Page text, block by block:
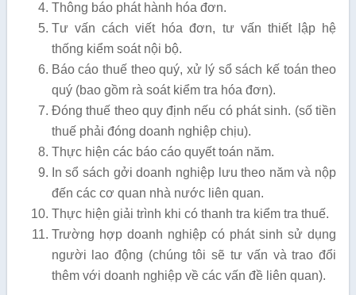
Thông báo phát hành hóa đơn.
Tư vấn cách viết hóa đơn, tư vấn thiết lập hệ
thống kiểm soát nội bộ.
Báo cáo thuế theo quý, xử lý sổ sách kế toán theo
quý (bao gồm rà soát kiểm tra hóa đơn).
Đóng thuế theo quy định nếu có phát sinh. (số tiền
thuế phải đóng doanh nghiệp chịu).
Thực hiện các báo cáo quyết toán năm.
In sổ sách gởi doanh nghiệp lưu theo năm và nộp
đến các cơ quan nhà nước liên quan.
Thực hiện giải trình khi có thanh tra kiểm tra thuế.
Trường hợp doanh nghiệp có phát sinh sử dụng
người lao động (chúng tôi sẽ tư vấn và trao đổi
thêm với doanh nghiệp về các vấn đề liên quan).